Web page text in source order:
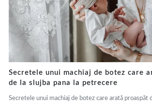
Secretele unui machiaj de botez care
de la slujba pana la petrecere
Secretele unui machiaj de botez care arată proaspăt